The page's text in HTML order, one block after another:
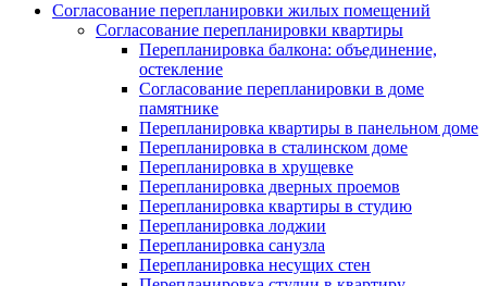
Согласование перепланировки жилых помещений
Согласование перепланировки квартиры
Перепланировка балкона: объединение,
остекление
Согласование перепланировки в доме
памятнике
Перепланировка квартиры в панельном доме
Перепланировка в сталинском доме
Перепланировка в хрущевке
Перепланировка дверных проемов
Перепланировка квартиры в студию
Перепланировка лоджии
Перепланировка санузла
Перепланировка несущих стен